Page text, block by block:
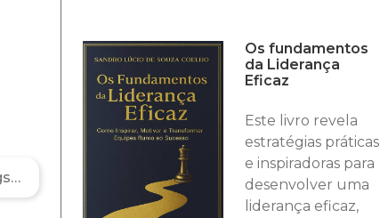
@professorsandrocoelho?igsh=MTljc3ZnOHY0bmtucg%3D%3D&utm_source=qr
Os fundamentos
da Liderança
Eficaz
Este livro revela
estratégias práticas
e inspiradoras para
desenvolver uma
liderança eficaz,